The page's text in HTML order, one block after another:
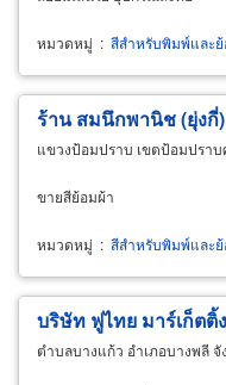
หมวดหมู่ : สีสำหรับพิมพ์และ
ร้าน สมนึกพานิช (ยุ่งกี่)
แขวงป้อมปราบ เขตป้อมปรา
ขายสีย้อมผ้า
หมวดหมู่ : สีสำหรับพิมพ์และ
บริษัท ฟูไทย มาร์เก็ตติ้
ตำบลบางแก้ว อำเภอบางพลี